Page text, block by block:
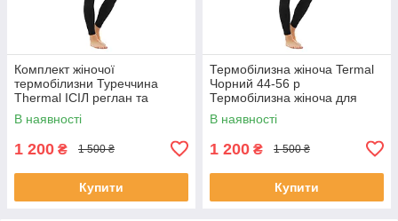
Комплект жіночої
термобілизни Туреччина
Thermal ІСІЛ реглан та
лосини 48-54 чорний
В наявності
1 200 ₴ 1 500 ₴
Купити
Термобілизна жіноча Termal
Чорний 44-56 р
Термобілизна жіноча для
повсякденного носіння
Жіноча термобілизна
В наявності
1 200 ₴ 1 500 ₴
Купити